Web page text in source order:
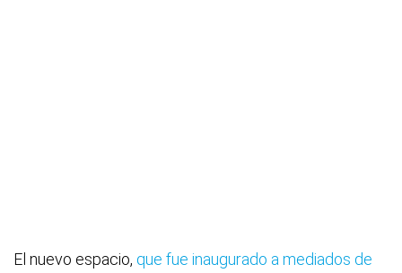
El nuevo espacio, que fue inaugurado a mediados de